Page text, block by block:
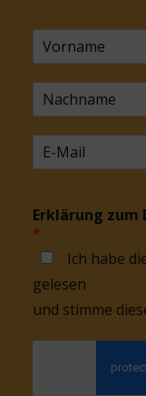
Erklärung zum
*
Ich habe
gelesen
und stimme